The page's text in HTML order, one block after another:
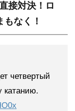
接対決！ロ
なく！
четвертый
катанию.